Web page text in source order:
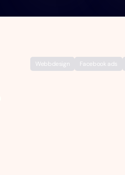
Webbdesign Facebook ads